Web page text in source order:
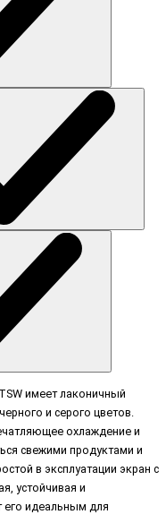
имеет лаконичный
и серого цветов.
охлаждение и
свежими продуктами и
в эксплуатации экран с
устойчивая и
его идеальным для